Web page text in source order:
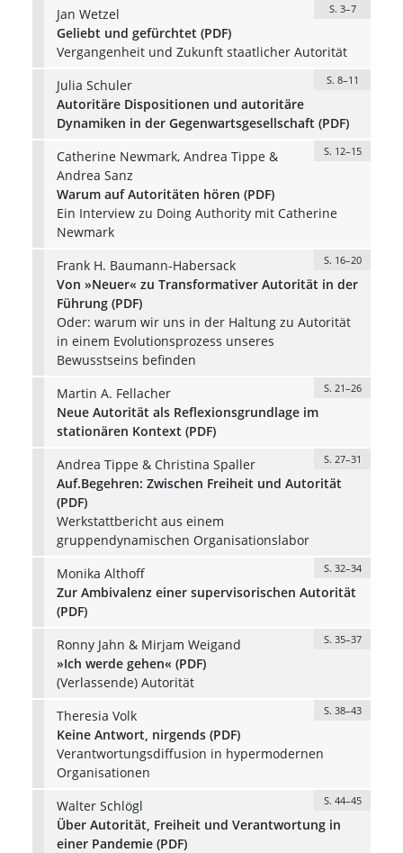
Jan Wetzel
S. 3–7
Geliebt und gefürchtet (PDF)
Vergangenheit und Zukunft staatlicher Autorität
Julia Schuler
S. 8–11
Autoritäre Dispositionen und autoritäre
Dynamiken in der Gegenwartsgesellschaft (PDF)
Catherine Newmark, Andrea Tippe &
Andrea Sanz
S. 12–15
Warum auf Autoritäten hören (PDF)
Ein Interview zu Doing Authority mit Catherine
Newmark
Frank H. Baumann-Habersack
S. 16–20
Von »Neuer« zu Transformativer Autorität in der
Führung (PDF)
Oder: warum wir uns in der Haltung zu Autorität
in einem Evolutionsprozess unseres
Bewusstseins befinden
Martin A. Fellacher
S. 21–26
Neue Autorität als Reflexionsgrundlage im
stationären Kontext (PDF)
Andrea Tippe & Christina Spaller
S. 27–31
Auf.Begehren: Zwischen Freiheit und Autorität
(PDF)
Werkstattbericht aus einem
gruppendynamischen Organisationslabor
Monika Althoff
S. 32–34
Zur Ambivalenz einer supervisorischen Autorität
(PDF)
Ronny Jahn & Mirjam Weigand
S. 35–37
»Ich werde gehen« (PDF)
(Verlassende) Autorität
Theresia Volk
S. 38–43
Keine Antwort, nirgends (PDF)
Verantwortungsdiffusion in hypermodernen
Organisationen
Walter Schlögl
S. 44–45
Über Autorität, Freiheit und Verantwortung in
einer Pandemie (PDF)